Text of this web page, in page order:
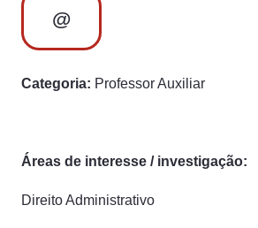
@
Categoria: Professor Auxiliar
Áreas de interesse / investigação:
Direito Administrativo